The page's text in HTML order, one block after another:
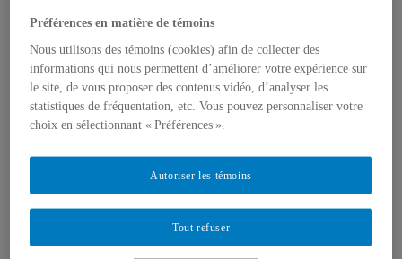
Activités
Événements à venir
Archives et bilans
Colloque international CRISES
Préférences en matière de témoins
Nous utilisons des témoins (cookies) afin de collecter des
informations qui nous permettent d’améliorer votre expérience sur
le site, de vous proposer des contenus vidéo, d’analyser les
statistiques de fréquentation, etc. Vous pouvez personnaliser votre
choix en sélectionnant « Préférences ».
Tout refuser
Autoriser les témoins